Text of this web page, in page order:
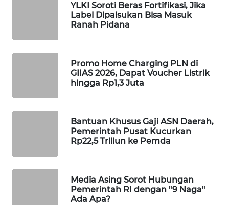
YLKI Soroti Beras Fortifikasi, Jika
Label Dipalsukan Bisa Masuk
Ranah Pidana
Promo Home Charging PLN di
GIIAS 2026, Dapat Voucher Listrik
hingga Rp1,3 Juta
Bantuan Khusus Gaji ASN Daerah,
Pemerintah Pusat Kucurkan
Rp22,5 Triliun ke Pemda
Media Asing Sorot Hubungan
Pemerintah RI dengan "9 Naga"
Ada Apa?
JURNAL
FISUELRI